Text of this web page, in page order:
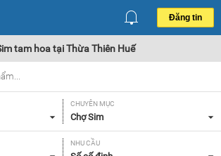
Đăng tin
tam hoa tại Thừa Thiên Huế
CHUYÊN MỤC
Chợ Sim
NHU CẦU